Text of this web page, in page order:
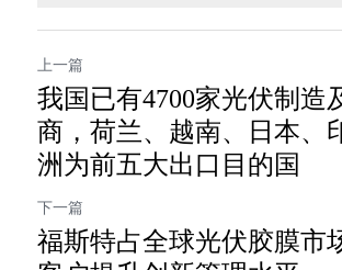
上一篇
我国已有4700家光伏制造
商，荷兰、越南、日本、
洲为前五大出口目的国
下一篇
福斯特占全球光伏胶膜市